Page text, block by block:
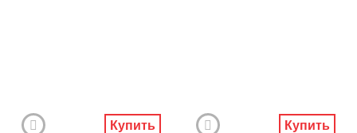
Купить Купить